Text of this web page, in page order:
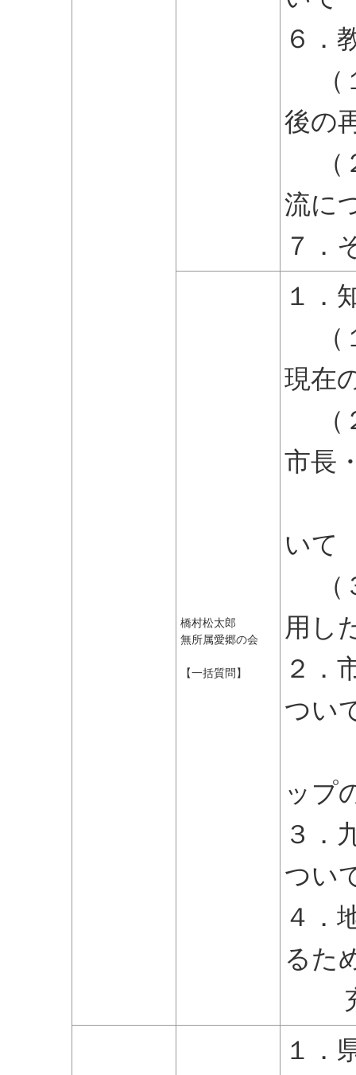
６．
（
後の
（
流に
７．
橋村松太郎
無所属愛郷の会
【一括質問】
１．
（
現在
（
市長
いて
（
用し
２．
つい
ップ
３．
つい
４．
るた
充
１．